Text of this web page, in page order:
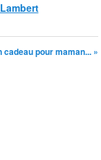
Lambert
cadeau pour maman... »